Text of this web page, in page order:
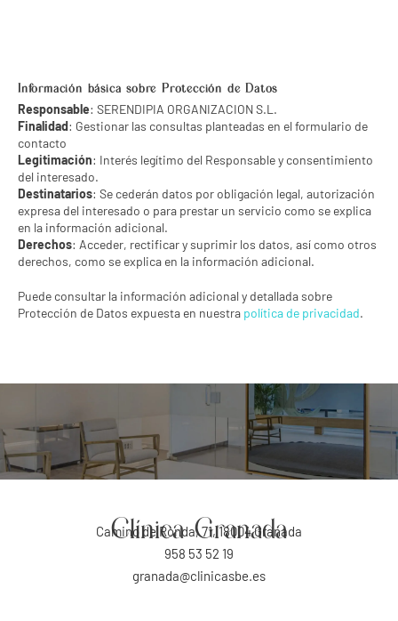
Información básica sobre Protección de Datos
Responsable: SERENDIPIA ORGANIZACION S.L.
Finalidad: Gestionar las consultas planteadas en el formulario de
contacto
Legitimación: Interés legítimo del Responsable y consentimiento
del interesado.
Destinatarios: Se cederán datos por obligación legal, autorización
expresa del interesado o para prestar un servicio como se explica
en la información adicional.
Derechos: Acceder, rectificar y suprimir los datos, así como otros
derechos, como se explica en la información adicional.
Puede consultar la información adicional y detallada sobre
Protección de Datos expuesta en nuestra política de privacidad.
Clínica Granada
Camino de Ronda, 71, 18004 Granada
958 53 52 19
granada@clinicasbe.es